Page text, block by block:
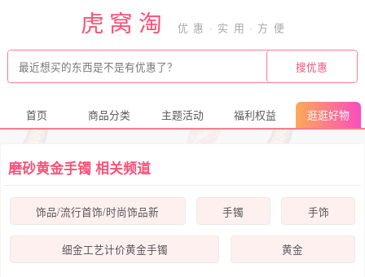
虎窝淘
首页 商品分类 主题活动 福利权益 逛逛好物
磨砂黄金手镯 相关频道
饰品/流行首饰/时尚饰品新 手镯 手饰
细金工艺计价黄金手镯 黄金